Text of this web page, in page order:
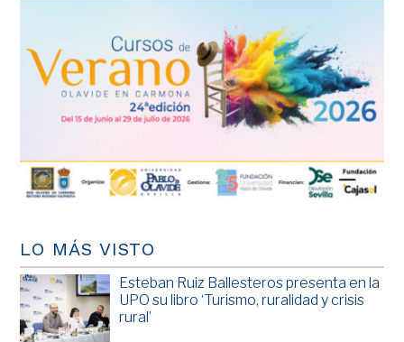
LO MÁS VISTO
Esteban Ruiz Ballesteros presenta en la
UPO su libro ‘Turismo, ruralidad y crisis
rural’